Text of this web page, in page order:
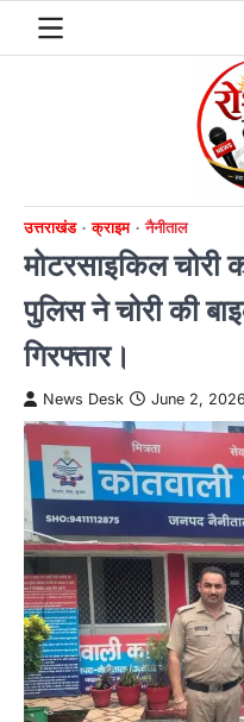
उत्तराखंड क्राइम नैनीताल
मोटरसाइकिल चोरी
पुलिस ने चोरी की
गिरफ्तार।
News Desk June 2, 2026